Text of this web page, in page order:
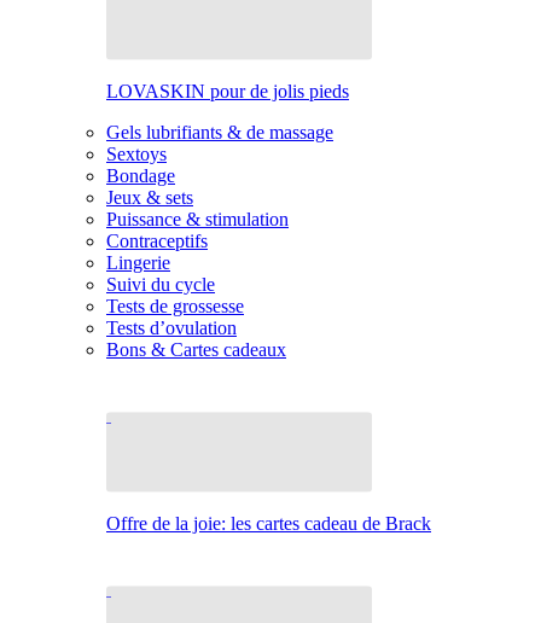
LOVASKIN pour de jolis pieds
Gels lubrifiants & de massage
Sextoys
Bondage
Jeux & sets
Puissance & stimulation
Contraceptifs
Lingerie
Suivi du cycle
Tests de grossesse
Tests d’ovulation
Bons & Cartes cadeaux
Offre de la joie: les cartes cadeau de Brack